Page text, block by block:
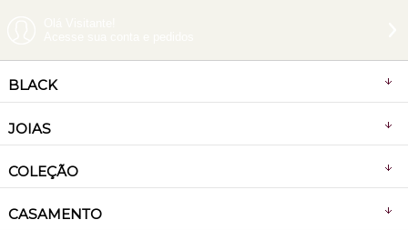
BLACK
JOIAS
COLEÇÃO
CASAMENTO